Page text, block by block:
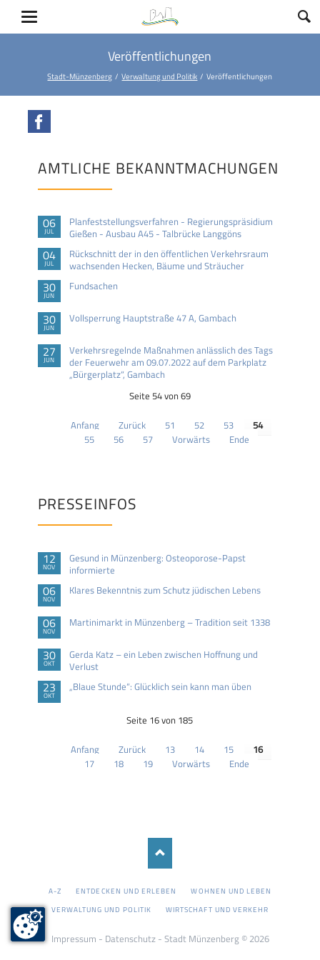
Veröffentlichungen
Stadt-Münzenberg Verwaltung und Politik Veröffentlichungen
AMTLICHE BEKANNTMACHUNGEN
06
JUL
Planfeststellungsverfahren - Regierungspräsidium
Gießen - Ausbau A45 - Talbrücke Langgöns
04
JUL
Rückschnitt der in den öffentlichen Verkehrsraum
wachsenden Hecken, Bäume und Sträucher
30
JUN
Fundsachen
30
JUN
Vollsperrung Hauptstraße 47 A, Gambach
27
JUN
Verkehrsregelnde Maßnahmen anlässlich des Tags
der Feuerwehr am 09.07.2022 auf dem Parkplatz
„Bürgerplatz“, Gambach
Seite 54 von 69
Anfang Zurück 51 52 53
54
55
56 57 Vorwärts Ende
PRESSEINFOS
12
NOV
Gesund in Münzenberg: Osteoporose-Papst
informierte
06
NOV
Klares Bekenntnis zum Schutz jüdischen Lebens
06
NOV
Martinimarkt in Münzenberg – Tradition seit 1338
30
OKT
Gerda Katz – ein Leben zwischen Hoffnung und
Verlust
23
OKT
„Blaue Stunde“: Glücklich sein kann man üben
Seite 16 von 185
Anfang Zurück 13 14 15
16
17
18 19 Vorwärts Ende
NAVIGATION
A-Z ENTDECKEN UND ERLEBEN
WOHNEN UND LEBEN
VERWALTUNG UND POLITIK
WIRTSCHAFT UND VERKEHR
Impressum - Datenschutz- Stadt Münzenberg © 2026